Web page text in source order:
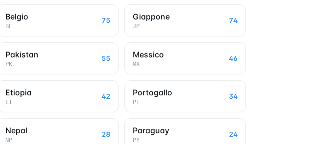
Belgio
BE
75 Giappone
JP
74
Pakistan
PK
55 Messico
MX
46
Etiopia
ET
42 Portogallo
PT
34
Nepal
NP
28 Paraguay
PY
24